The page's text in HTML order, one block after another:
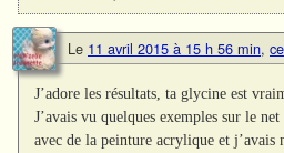
Le 11 avril 2015 à 15 h 56 min,
J’adore les résultats, ta glycine est
J’avais vu quelques exemples sur le
avec de la peinture acrylique et j’avais